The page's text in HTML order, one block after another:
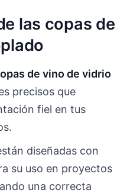
las copas de
de vino de vidrio
precisos que
fiel en tus
diseñadas con
su uso en proyectos
una correcta